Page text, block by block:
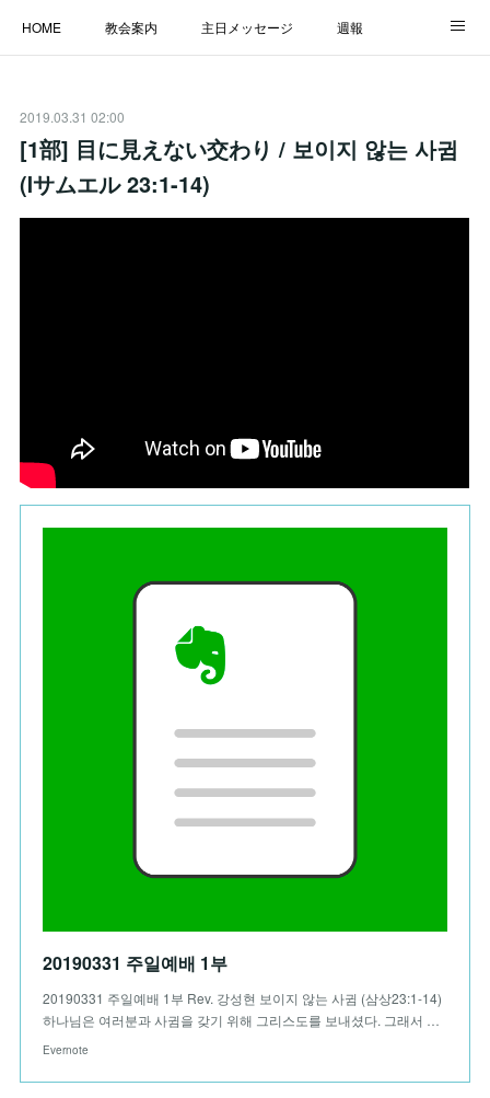
HOME 教会案内 主日メッセージ 週報
LINK
2019.03.31 02:00
[1部] 目に見えない交わり / 보이지 않는 사귐
(Ⅰサムエル 23:1-14)
20190331 주일예배 1부
20190331 주일예배 1부 Rev. 강성현 보이지 않는 사귐 (삼상23:1-14)
하나님은 여러분과 사귐을 갖기 위해 그리스도를 보내셨다. 그래서 …
Evernote